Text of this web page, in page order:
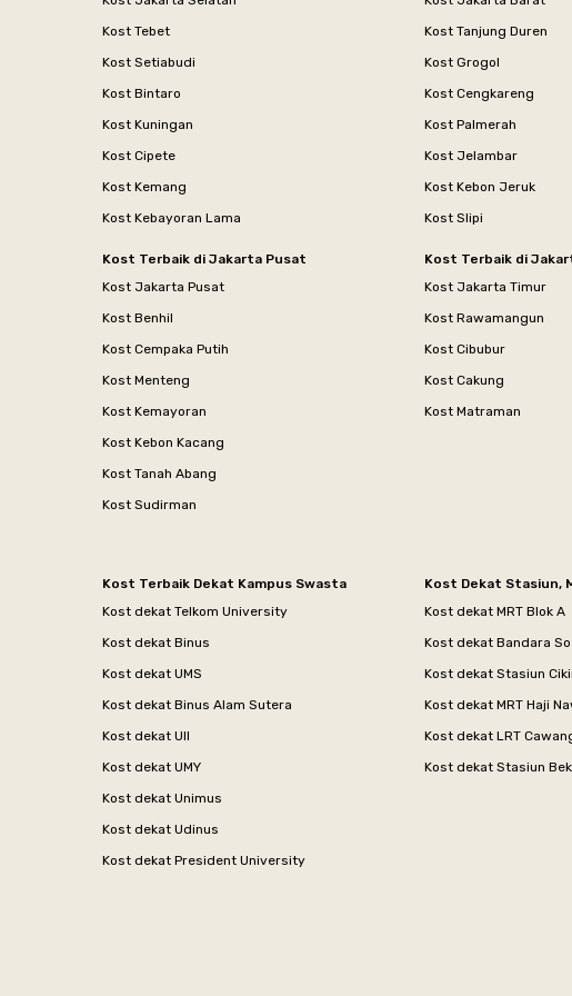
Kost Tebet
Kost Setiabudi
Kost Bintaro
Kost Kuningan
Kost Cipete
Kost Kemang
Kost Kebayoran Lama
Kost Terbaik di Jakarta Pusat
Kost Jakarta Pusat
Kost Benhil
Kost Cempaka Putih
Kost Menteng
Kost Kemayoran
Kost Kebon Kacang
Kost Tanah Abang
Kost Sudirman
Kost Tanjung Duren
Kost Grogol
Kost Cengkareng
Kost Palmerah
Kost Jelambar
Kost Kebon Jeruk
Kost Slipi
Kost Terbaik di
Kost Jakarta Timur
Kost Rawamangun
Kost Cibubur
Kost Cakung
Kost Matraman
Kost Terbaik Dekat Kampus Swasta
Kost dekat Telkom University
Kost dekat Binus
Kost dekat UMS
Kost dekat Binus Alam Sutera
Kost dekat UII
Kost dekat UMY
Kost dekat Unimus
Kost dekat Udinus
Kost dekat President University
Kost Dekat Stasiun,
Kost dekat MRT Blok A
Kost dekat Bandara
Kost dekat Stasiun
Kost dekat MRT Haji
Kost dekat LRT
Kost dekat Stasiun